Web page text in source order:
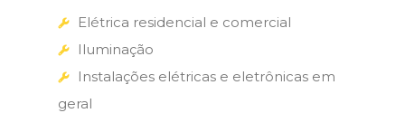
Elétrica residencial e comercial
Iluminação
Instalações elétricas e eletrônicas em
geral